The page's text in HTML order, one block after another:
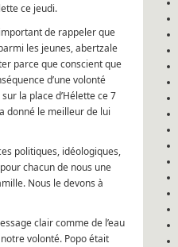
ce jeudi.
de rappeler que
les jeunes, abertzale
parce que conscient que
d’une volonté
la place d’Hélette ce 7
donné le meilleur de lui
politiques, idéologiques,
chacun de nous une
Nous le devons à
clair comme de l’eau
volonté. Popo était